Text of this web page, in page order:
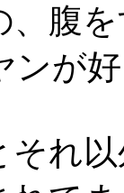
腹
ンが
れ